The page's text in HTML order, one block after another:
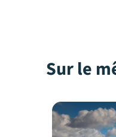
Sur le